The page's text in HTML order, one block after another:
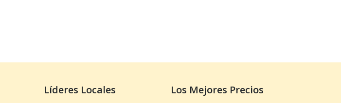
Líderes Locales Los Mejores Precios